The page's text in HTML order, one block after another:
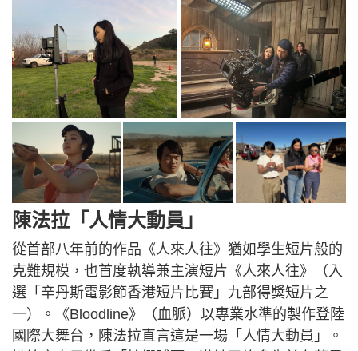
陳法拉「人情大動員」
從首部八年前的作品《人來人往》猶如學生短片般的
克難規模，也首度執導兼主演短片《人來人往》（入
選「辛丹斯電影節香港短片比賽」九部得獎短片之
一）。《Bloodline》（血脈）以專業水準的製作登陸
國際大舞台，陳法拉直言這是一場「人情大動員」。